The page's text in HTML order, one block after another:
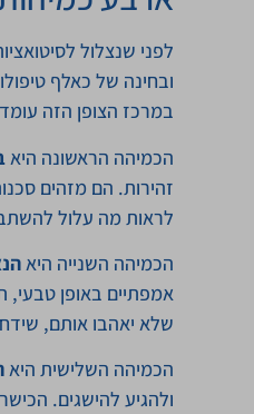
ובחינה של כאלף
במרכז הצופן הזה
הכמיהה הראשונה היא
זהירות. הם מזהים
לראות מה עלול
הכמיהה השנייה היא
אמפתיים באופן
שלא יאהבו אותם,
הכמיהה השלישית היא
ולהגיע להישגים.